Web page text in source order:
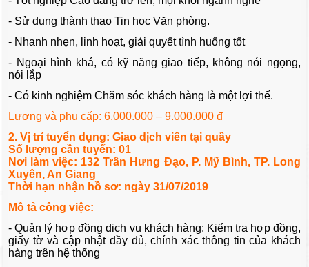
- Sử dụng thành thạo Tin học Văn phòng.
- Nhanh nhẹn, linh hoạt, giải quyết tình huống tốt
- Ngoại hình khá, có kỹ năng giao tiếp, không nói ngọng,
nói lắp
- Có kinh nghiệm Chăm sóc khách hàng là một lợi thế.
Lương và phụ cấp: 6.000.000 – 9.000.000 đ
2. Vị trí tuyển dụng: Giao dịch viên tại quầy
Số lượng cần tuyển: 01
Nơi làm việc: 132 Trần Hưng Đạo, P. Mỹ Bình, TP. Long
Xuyên, An Giang
Thời hạn nhận hồ sơ: ngày 31/07/2019
Mô tả công việc:
- Quản lý hợp đồng dịch vụ khách hàng: Kiểm tra hợp đồng,
giấy tờ và cập nhật đầy đủ, chính xác thông tin của khách
hàng trên hệ thống